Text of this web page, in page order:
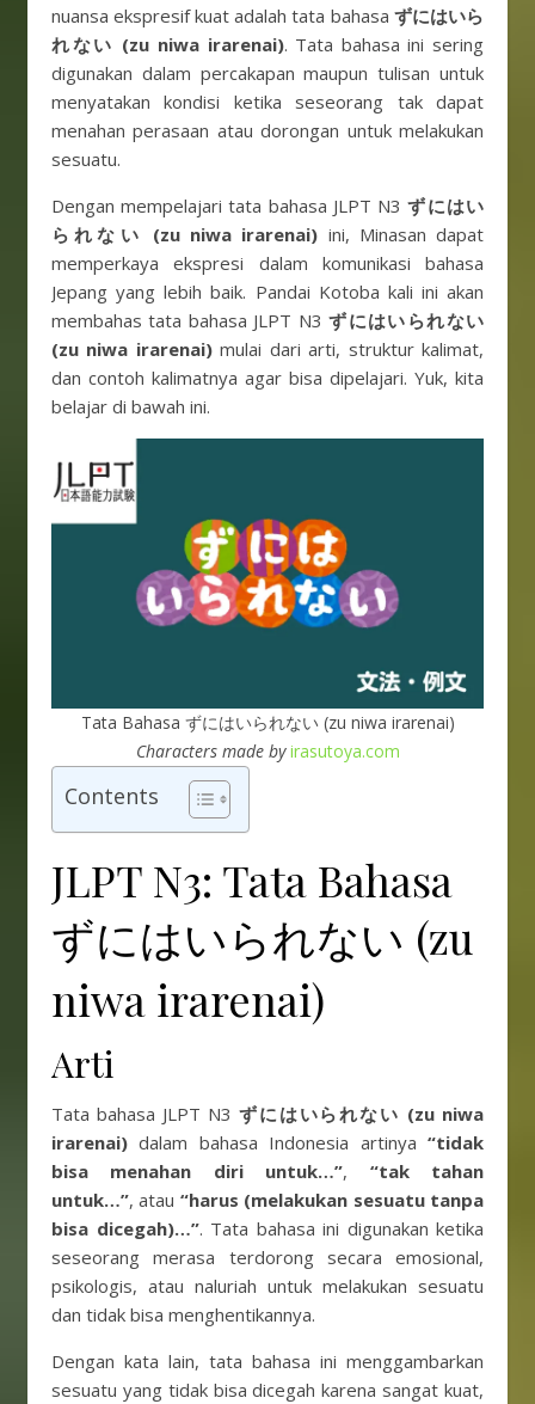
nuansa ekspresif kuat adalah tata bahasa ずにはいら
れない (zu niwa irarenai). Tata bahasa ini sering
digunakan dalam percakapan maupun tulisan untuk
menyatakan kondisi ketika seseorang tak dapat
menahan perasaan atau dorongan untuk melakukan
sesuatu.
Dengan mempelajari tata bahasa JLPT N3ずにはい
られない (zu niwa irarenai) ini, Minasan dapat
memperkaya ekspresi dalam komunikasi bahasa
Jepang yang lebih baik. Pandai Kotoba kali ini akan
membahas tata bahasa JLPT N3ずにはいられない
(zu niwa irarenai)mulai dari arti, struktur kalimat,
dan contoh kalimatnya agar bisa dipelajari. Yuk, kita
belajar di bawah ini.
Tata Bahasa ずにはいられない (zu niwa irarenai)
Characters made byirasutoya.com
Contents
JLPT N3: Tata Bahasa
ずにはいられない (zu
niwa irarenai)
Arti
Tata bahasa JLPT N3 ずにはいられない (zu niwa
irarenai) dalam bahasa Indonesia artinya “tidak
bisa menahan diri untuk…”, “tak tahan
untuk…”, atau “harus (melakukan sesuatu tanpa
bisa dicegah)…”. Tata bahasa ini digunakan ketika
seseorang merasa terdorong secara emosional,
psikologis, atau naluriah untuk melakukan sesuatu
dan tidak bisa menghentikannya.
Dengan kata lain, tata bahasa ini menggambarkan
sesuatu yang tidak bisa dicegah karena sangat kuat,